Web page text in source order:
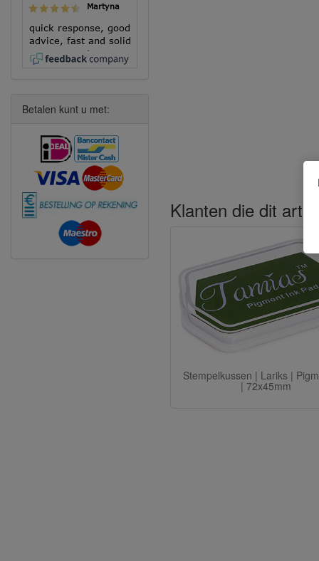
Klanten die dit
Stempelkussen | Lariks |
| 72x45mm
Martyna
quick response, good
advice, fast and solid
execution!
Betalen kunt u met: